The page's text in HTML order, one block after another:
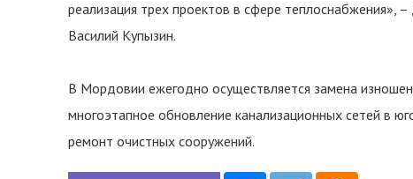
реализация трех проектов в сфере теплоснабжения»,
Василий Купызин.
В Мордовии ежегодно осуществляется замена
многоэтапное обновление канализационных сетей в
ремонт очистных сооружений.